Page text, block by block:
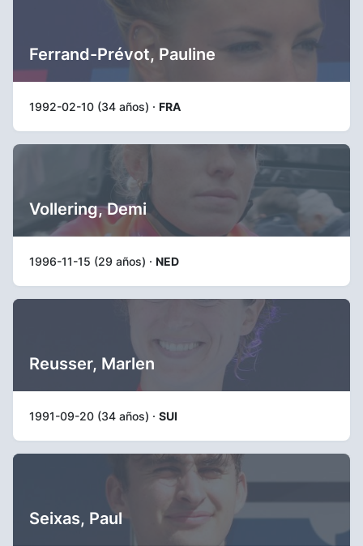
Ferrand-Prévot, Pauline
1992-02-10 (34 años) · FRA
Vollering, Demi
1996-11-15 (29 años) · NED
Reusser, Marlen
1991-09-20 (34 años) · SUI
Seixas, Paul